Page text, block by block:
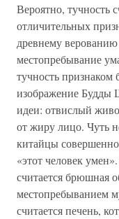
Вероятно, тучность
отличительных
древнему
местопребывание
тучность
изображение Будды
идеи: отвислый
от жиру лицо. Чуть
китайцы
«этот человек
считается брюшная
местопребыванием
считается печень,